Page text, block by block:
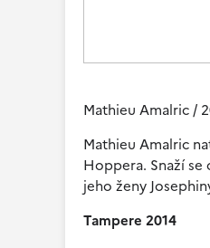
Mathieu Amalric /
Mathieu Amalric
Hoppera. Snaží
jeho ženy
Tampere 2014